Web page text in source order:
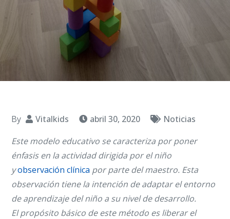
By Vitalkids abril 30, 2020
Noticias
Este modelo educativo se caracteriza por poner
énfasis en la actividad dirigida por el niño
yobservación clínica por parte del maestro. Esta
observación tiene la intención de adaptar el entorno
de aprendizaje del niño a su nivel de desarrollo.
El propósito básico de este método es liberar el